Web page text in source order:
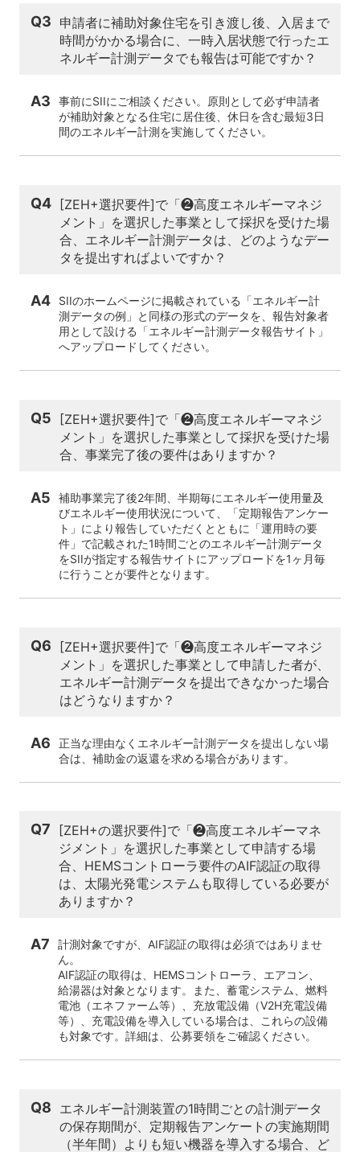
Q3 申請者に補助対象住宅を引き渡し後、入居まで
時間がかかる場合に、一時入居状態で行ったエ
ネルギー計測データでも報告は可能ですか？
A3
事前にSIIにご相談ください。原則として必ず申請者
が補助対象となる住宅に居住後、休日を含む最短3日
間のエネルギー計測を実施してください。
Q4
[ZEH+選択要件]で「❷高度エネルギーマネジ
メント」を選択した事業として採択を受けた場
合、エネルギー計測データは、どのようなデー
タを提出すればよいですか？
A4
SIIのホームページに掲載されている「エネルギー計
測データの例」と同様の形式のデータを、報告対象者
用として設ける「エネルギー計測データ報告サイト」
へアップロードしてください。
Q5
[ZEH+選択要件]で「❷高度エネルギーマネジ
メント」を選択した事業として採択を受けた場
合、事業完了後の要件はありますか？
A5
補助事業完了後2年間、半期毎にエネルギー使用量及
びエネルギー使用状況について、「定期報告アンケー
ト」により報告していただくとともに「運用時の要
件」で記載された1時間ごとのエネルギー計測データ
をSIIが指定する報告サイトにアップロードを1ヶ月毎
に行うことが要件となります。
Q6
[ZEH+選択要件]で「❷高度エネルギーマネジ
メント」を選択した事業として申請した者が、
エネルギー計測データを提出できなかった場合
はどうなりますか？
A6
正当な理由なくエネルギー計測データを提出しない場
合は、補助金の返還を求める場合があります。
Q7
[ZEH+の選択要件]で「❷高度エネルギーマネ
ジメント」を選択した事業として申請する場
合、HEMSコントローラ要件のAIF認証の取得
は、太陽光発電システムも取得している必要が
ありますか？
A7
計測対象ですが、AIF認証の取得は必須ではありませ
ん。
AIF認証の取得は、HEMSコントローラ、エアコン、
給湯器は対象となります。また、蓄電システム、燃料
電池（エネファーム等）、充放電設備（V2H充電設備
等）、充電設備を導入している場合は、これらの設備
も対象です。詳細は、公募要領をご確認ください。
Q8 エネルギー計測装置の1時間ごとの計測データ
の保存期間が、定期報告アンケートの実施期間
（半年間）よりも短い機器を導入する場合、ど